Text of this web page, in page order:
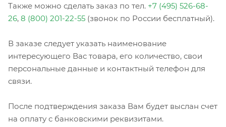
Также можно сделать заказ по тел. +7 (495) 526-68-
26, 8 (800) 201-22-55 (звонок по России бесплатный).
В заказе следует указать наименование
интересующего Вас товара, его количество, свои
персональные данные и контактный телефон для
связи.
После подтверждения заказа Вам будет выслан счет
на оплату с банковскими реквизитами.